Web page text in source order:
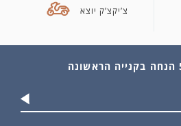
צ’יקצ’ק יוצא